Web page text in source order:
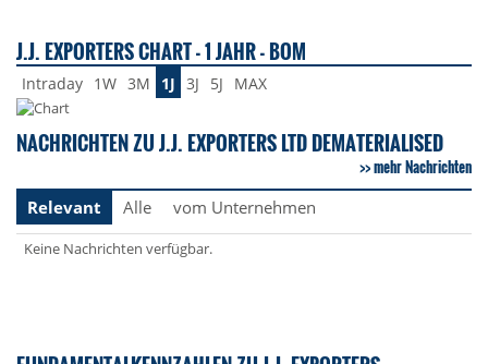
J.J. EXPORTERS CHART - 1 JAHR - BOM
Intraday 1W 3M 1J 3J 5J MAX
NACHRICHTEN ZU J.J. EXPORTERS LTD DEMATERIALISED
mehr Nachrichten
Relevant
Alle vom Unternehmen
Keine Nachrichten verfügbar.